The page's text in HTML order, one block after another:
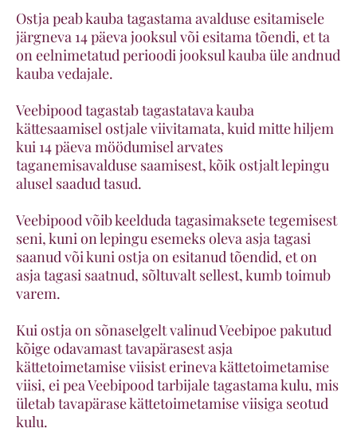
Ostja peab kauba tagastama avalduse esitamisele
järgneva 14 päeva jooksul või esitama tõendi, et ta
on eelnimetatud perioodi jooksul kauba üle andnud
kauba vedajale.
Veebipood tagastab tagastatava kauba
kättesaamisel ostjale viivitamata, kuid mitte hiljem
kui 14 päeva möödumisel arvates
taganemisavalduse saamisest, kõik ostjalt lepingu
alusel saadud tasud.
Veebipood võib keelduda tagasimaksete tegemisest
seni, kuni on lepingu esemeks oleva asja tagasi
saanud või kuni ostja on esitanud tõendid, et on
asja tagasi saatnud, sõltuvalt sellest, kumb toimub
varem.
Kui ostja on sõnaselgelt valinud Veebipoe pakutud
kõige odavamast tavapärasest asja
kättetoimetamise viisist erineva kättetoimetamise
viisi, ei pea Veebipood tarbijale tagastama kulu, mis
ületab tavapärase kättetoimetamise viisiga seotud
kulu.